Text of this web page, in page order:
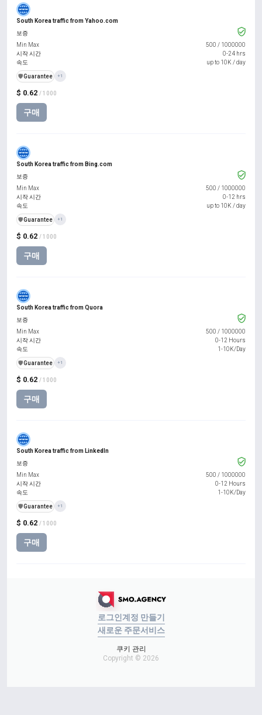
South Korea traffic from Yahoo.com
$ 0.62 / 1000
구매
보증
Min Max
500 / 1000000
시작 시간
0-24 hrs
속도
up to 10K / day
️🛡️Guarantee +1
South Korea traffic from Bing.com
$ 0.62 / 1000
구매
보증
Min Max
500 / 1000000
시작 시간
0-12 hrs
속도
up to 10K / day
️🛡️Guarantee +1
South Korea traffic from Quora
$ 0.62 / 1000
구매
보증
Min Max
500 / 1000000
시작 시간
0-12 Hours
속도
1-10K/Day
️🛡️Guarantee +1
South Korea traffic from LinkedIn
$ 0.62 / 1000
구매
보증
Min Max
500 / 1000000
시작 시간
0-12 Hours
속도
1-10K/Day
️🛡️Guarantee +1
로그인계정 만들기
새로운 주문서비스
쿠키 관리
Copyright © 2026